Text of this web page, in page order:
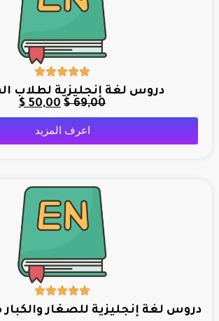
دروس لغة إنجليزية لطلاب
$69,00
$50,00
اعرف المزيد
دروس لغة إنجليزية للصغار